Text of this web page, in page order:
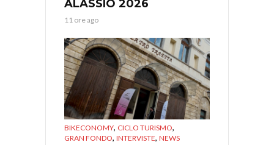
ALASSIO 2026
11 ore ago
BIKECONOMY, CICLO TURISMO,
GRAN FONDO, INTERVISTE, NEWS